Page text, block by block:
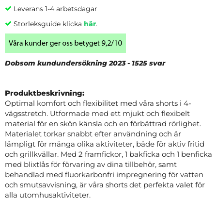
Leverans 1-4 arbetsdagar
Storleksguide klicka här.
Dobsom kundundersökning 2023 - 1525 svar
Produktbeskrivning:
Optimal komfort och flexibilitet med våra shorts i 4-
vägsstretch. Utformade med ett mjukt och flexibelt
material för en skön känsla och en förbättrad rörlighet.
Materialet torkar snabbt efter användning och är
lämpligt för många olika aktiviteter, både för aktiv fritid
och grillkvällar. Med 2 framfickor, 1 bakficka och 1 benficka
med blixtlås för förvaring av dina tillbehör, samt
behandlad med fluorkarbonfri impregnering för vatten
och smutsavvisning, är våra shorts det perfekta valet för
alla utomhusaktiviteter.